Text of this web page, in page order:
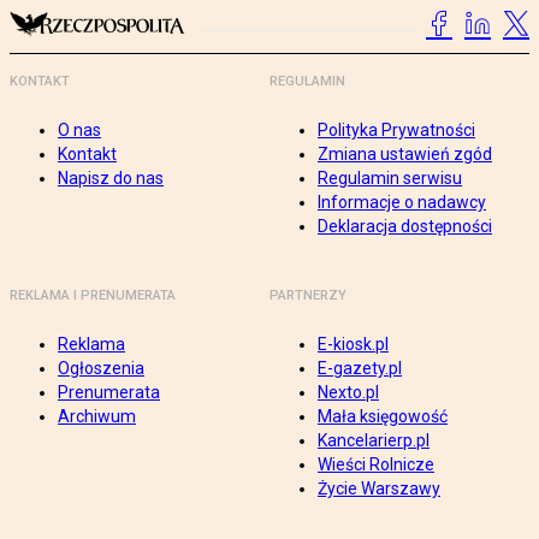
KONTAKT
O nas
Kontakt
Napisz do nas
REGULAMIN
Polityka Prywatności
Zmiana ustawień zgód
Regulamin serwisu
Informacje o nadawcy
Deklaracja dostępności
REKLAMA I PRENUMERATA
Reklama
Ogłoszenia
Prenumerata
Archiwum
PARTNERZY
E-kiosk.pl
E-gazety.pl
Nexto.pl
Mała księgowość
Kancelarierp.pl
Wieści Rolnicze
Życie Warszawy